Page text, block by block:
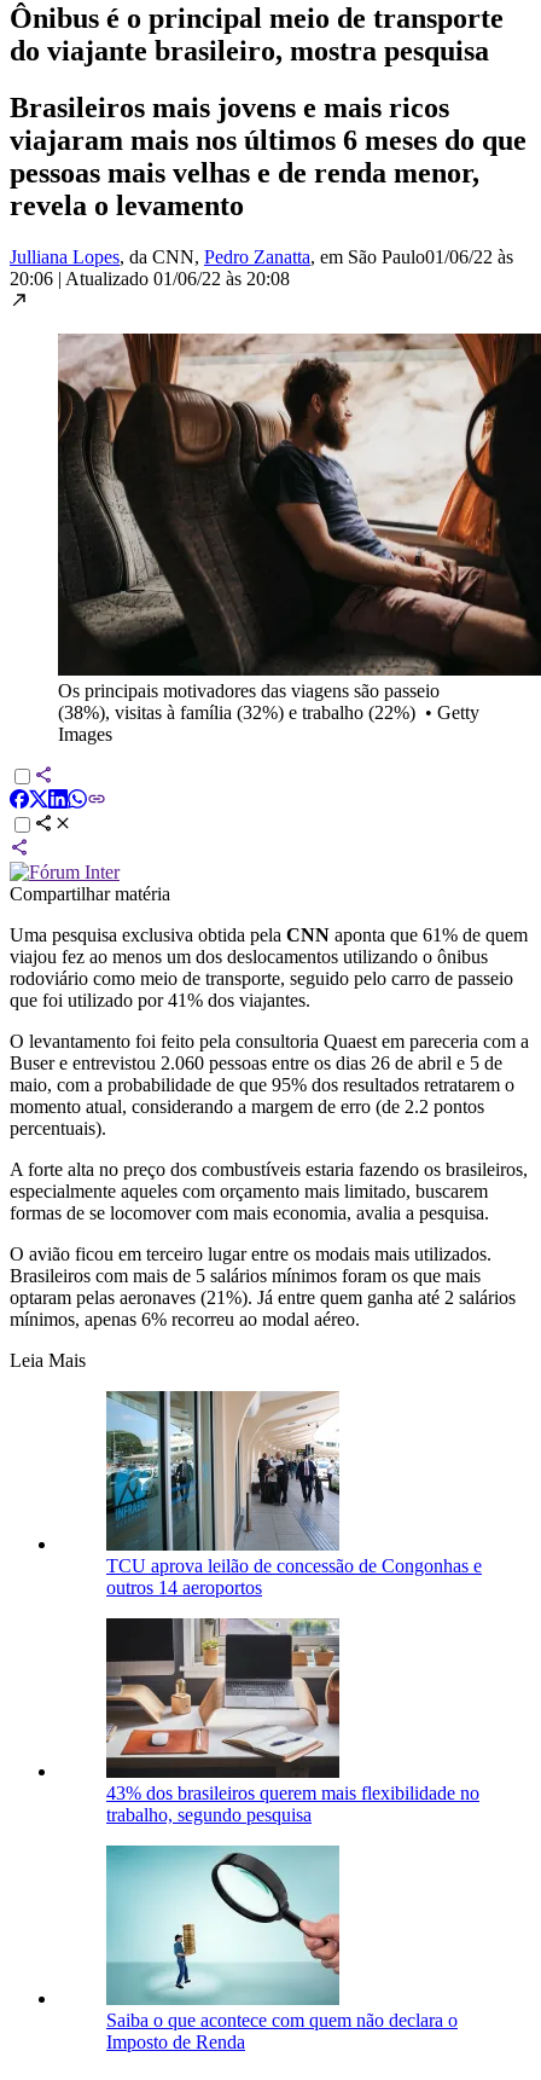
Ônibus é o principal meio de transporte
do viajante brasileiro, mostra pesquisa
Brasileiros mais jovens e mais ricos
viajaram mais nos últimos 6 meses do que
pessoas mais velhas e de renda menor,
revela o levamento
Julliana Lopes, da CNN, Pedro Zanatta, em São Paulo01/06/22 às
20:06 | Atualizado 01/06/22 às 20:08
Os principais motivadores das viagens são passeio
(38%), visitas à família (32%) e trabalho (22%) • Getty
Images
Compartilhar matéria
Uma pesquisa exclusiva obtida pela CNN aponta que 61% de quem
viajou fez ao menos um dos deslocamentos utilizando o ônibus
rodoviário como meio de transporte, seguido pelo carro de passeio
que foi utilizado por 41% dos viajantes.
O levantamento foi feito pela consultoria Quaest em pareceria com a
Buser e entrevistou 2.060 pessoas entre os dias 26 de abril e 5 de
maio, com a probabilidade de que 95% dos resultados retratarem o
momento atual, considerando a margem de erro (de 2.2 pontos
percentuais).
A forte alta no preço dos combustíveis estaria fazendo os brasileiros,
especialmente aqueles com orçamento mais limitado, buscarem
formas de se locomover com mais economia, avalia a pesquisa.
O avião ficou em terceiro lugar entre os modais mais utilizados.
Brasileiros com mais de 5 salários mínimos foram os que mais
optaram pelas aeronaves (21%). Já entre quem ganha até 2 salários
mínimos, apenas 6% recorreu ao modal aéreo.
Leia Mais
TCU aprova leilão de concessão de Congonhas e
outros 14 aeroportos
43% dos brasileiros querem mais flexibilidade no
trabalho, segundo pesquisa
Saiba o que acontece com quem não declara o
Imposto de Renda